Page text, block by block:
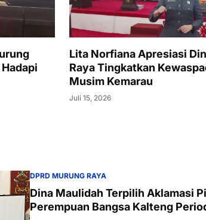
Lita Norfiana Apresiasi
Raya Tingkatkan
Musim Kemarau
Juli 15, 2026
DPRD MURUNG RAYA
Dina Maulidah Terpilih Aklamasi
Perempuan Bangsa Kalteng